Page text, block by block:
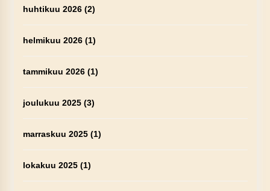
huhtikuu 2026(2)
helmikuu 2026(1)
tammikuu 2026(1)
joulukuu 2025(3)
marraskuu 2025(1)
lokakuu 2025(1)